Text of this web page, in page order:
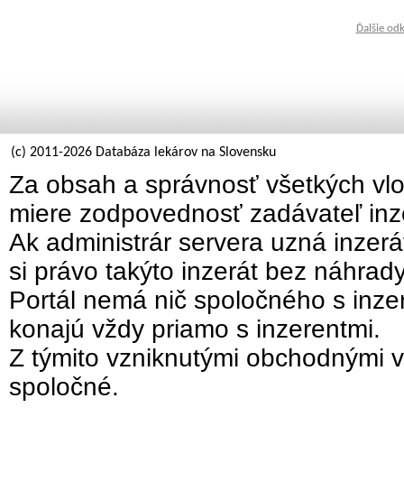
Ďalšie
(c) 2011-2026 Databáza lekárov na Slovensku
Za obsah a správnosť všetkých
miere zodpovednosť zadávateľ
Ak administrár servera uzná
si právo takýto inzerát bez
Portál nemá nič spoločného s
konajú vždy priamo s inzerentmi.
Z týmito vzniknutými obchodnými
spoločné.